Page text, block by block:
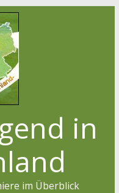
in
im Überblick